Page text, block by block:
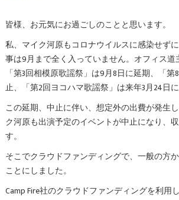
皆様、お元気にお過ごしのことと思います。
私、マイク河原もコロナウイルスに感染せず
事は9月まで全く入っていません。オフィス道
「第3回相模原歌謡祭」は9月8日に延期、「
止、「第2回ヨコハマ歌謡祭」は来年3月24日
この延期、中止に伴い、想定外の出費が発生
ク河原も出演予定のイベントが中止になり、
す。
そこでクラウドファンディングで、一般の方
ことにしました。
Camp Fire社のクラウドファンディングを利用